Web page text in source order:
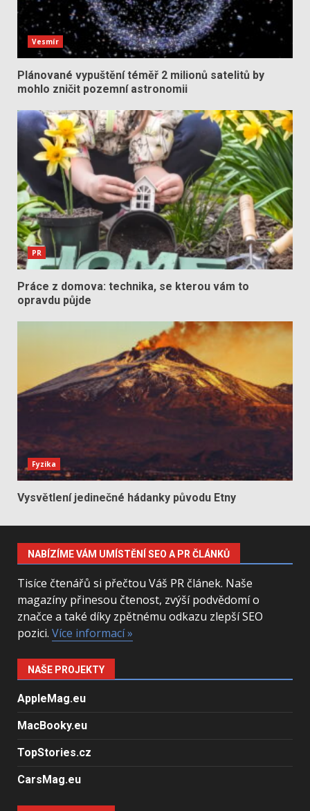
Vesmír
Plánované vypuštění téměř 2 milionů satelitů by
mohlo zničit pozemní astronomii
PR
Práce z domova: technika, se kterou vám to
opravdu půjde
Fyzika
Vysvětlení jedinečné hádanky původu Etny
NABÍZÍME VÁM UMÍSTĚNÍ SEO A PR ČLÁNKŮ
Tisíce čtenářů si přečtou Váš PR článek. Naše
magazíny přinesou čtenost, zvýší podvědomí o
značce a také díky zpětnému odkazu zlepší SEO
pozici. Více informací »
NAŠE PROJEKTY
AppleMag.eu
MacBooky.eu
TopStories.cz
CarsMag.eu